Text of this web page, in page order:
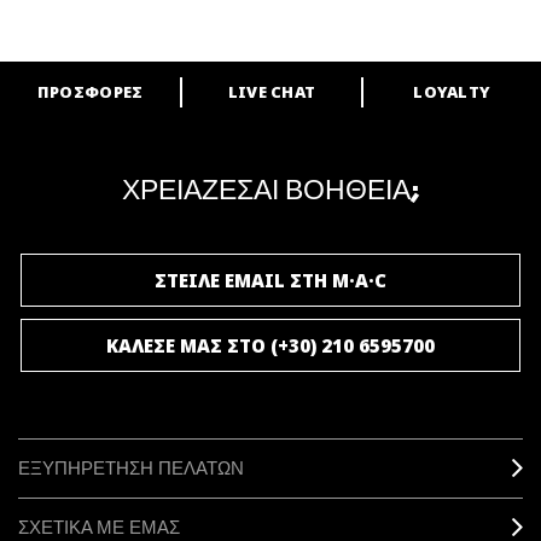
ARE YOU A M·A·C LOVER?
ΠΡΟΣΦΟΡΕΣ LIVE CHAT LOYALTY
ΧΡΕΙΑΖΕΣΑΙ ΒΟΗΘΕΙΑ;
ΣΤΕΙΛΕ EMAIL ΣΤΗ M·A·C
ΚΑΛΕΣΕ ΜΑΣ ΣΤΟ (+30) 210 6595700
ΕΞΥΠΗΡΕΤΗΣΗ ΠΕΛΑΤΩΝ
ΣΧΕΤΙΚΑ ΜΕ ΕΜΑΣ